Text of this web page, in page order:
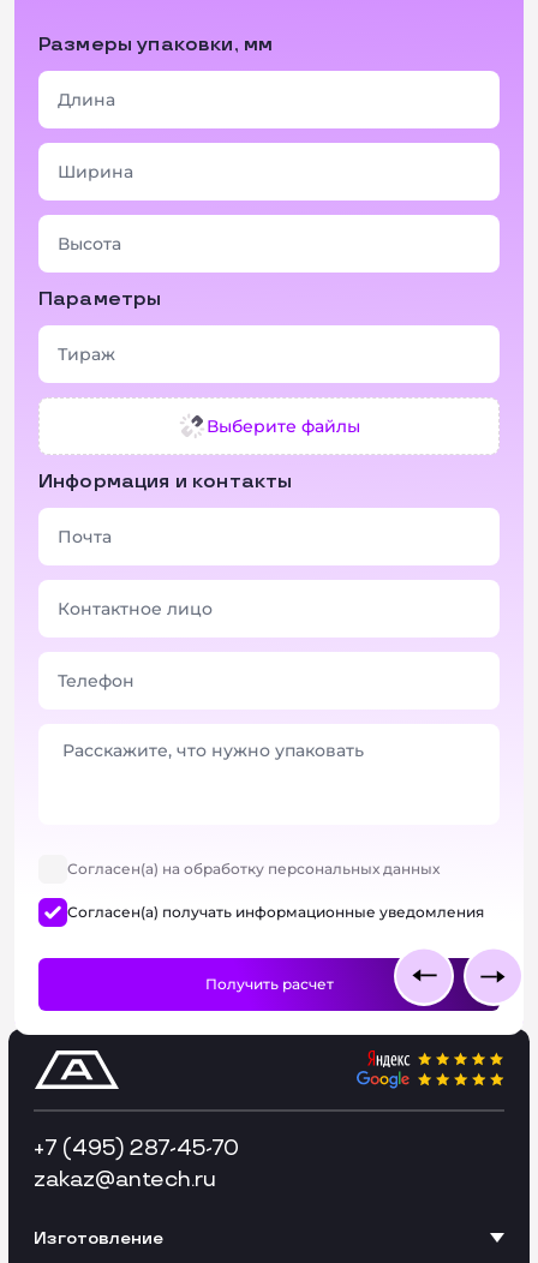
Размеры упаковки, мм
Параметры
Выберите файлы
Информация и контакты
Согласен(а) на обработку персональных данных
Согласен(а) получать информационные уведомления
+7 (495) 287-45-70
zakaz@antech.ru
Изготовление